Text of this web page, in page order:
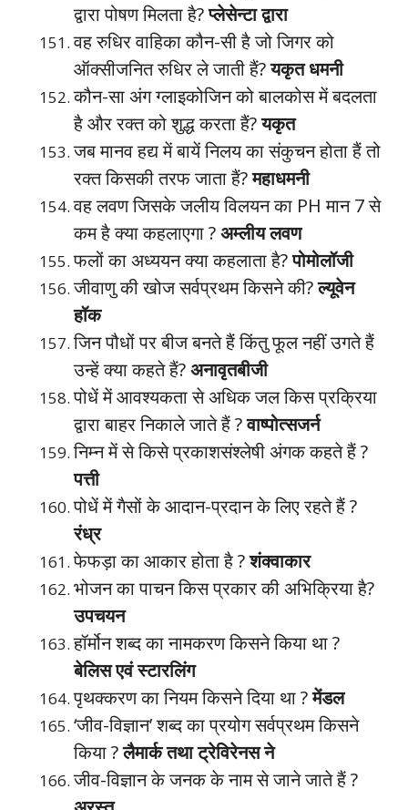
द्वारा पोषण मिलता है?प्लेसेन्टा द्वारा
वह रुधिर वाहिका कौन-सी है जो जिगर को
ऑक्सीजनित रुधिर ले जाती हैं?यकृत धमनी
कौन-सा अंग ग्लाइकोजिन को बालकोस में बदलता
है और रक्त को शुद्ध करता हैं?यकृत
जब मानव हद्य में बायें निलय का संकुचन होता हैं तो
रक्त किसकी तरफ जाता हैं?महाधमनी
वह लवण जिसके जलीय विलयन का PH मान 7 से
कम है क्या कहलाएगा ?अम्लीय लवण
फलों का अध्ययन क्या कहलाता है?पोमोलॉजी
जीवाणु की खोज सर्वप्रथम किसने की?ल्यूवेन
हॉक
जिन पौधों पर बीज बनते हैं किंतु फूल नहीं उगते हैं
उन्हें क्या कहते हैं?अनावृतबीजी
पोधें में आवश्यकता से अधिक जल किस प्रक्रिया
द्वारा बाहर निकाले जाते हैं ?वाष्पोत्सजर्न
निम्न में से किसे प्रकाशसंश्लेषी अंगक कहते हैं ?
पत्ती
पोधें में गैसों के आदान-प्रदान के लिए रहते हैं ?
रंध्र
फेफड़ा का आकार होता है ?शंक्वाकार
भोजन का पाचन किस प्रकार की अभिक्रिया है?
उपचयन
हॉर्मोन शब्द का नामकरण किसने किया था ?
बेलिस एवं स्टारलिंग
पृथक्करण का नियम किसने दिया था ?मेंडल
‘जीव-विज्ञान’ शब्द का प्रयोग सर्वप्रथम किसने
किया ?लैमार्क तथा ट्रेविरेनस ने
जीव-विज्ञान के जनक के नाम से जाने जाते हैं ?